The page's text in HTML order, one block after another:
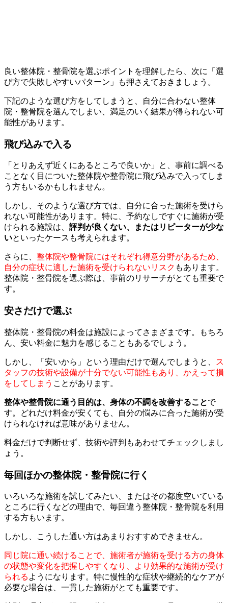
良い整体院・整骨院を選ぶポイントを理解したら、次に「選
び方で失敗しやすいパターン」も押さえておきましょう。
下記のような選び方をしてしまうと、自分に合わない整体
院・整骨院を選んでしまい、満足のいく結果が得られない可
能性があります。
飛び込みで入る
「とりあえず近くにあるところで良いか」と、事前に調べる
ことなく目についた整体院や整骨院に飛び込みで入ってしま
う方もいるかもしれません。
しかし、そのような選び方では、自分に合った施術を受けら
れない可能性があります。特に、予約なしですぐに施術が受
けられる施設は、 評判が良くない、またはリピーターが少な
いといったケースも考えられます。
さらに、 整体院や整骨院にはそれぞれ得意分野があるため、
自分の症状に適した施術を受けられないリスク もあります。
整体院・整骨院を選ぶ際は、事前のリサーチがとても重要で
す。
安さだけで選ぶ
整体院・整骨院の料金は施設によってさまざまです。もちろ
ん、安い料金に魅力を感じることもあるでしょう。
しかし、「安いから」という理由だけで選んでしまうと、
ス
タッフの技術や設備が十分でない可能性もあり、かえって損
をしてしまう ことがあります。
整体や整骨院に通う目的は、身体の不調を改善することで
す。どれだけ料金が安くても、自分の悩みに合った施術が受
けられなければ意味がありません。
料金だけで判断せず、技術や評判もあわせてチェックしまし
ょう。
毎回ほかの整体院・整骨院に行く
いろいろな施術を試してみたい、またはその都度空いている
ところに行くなどの理由で、毎回違う整体院・整骨院を利用
する方もいます。
しかし、こうした通い方はあまりおすすめできません。
同じ院に通い続けることで、施術者が施術を受ける方の身体
の状態や変化を把握しやすくなり、より効果的な施術が受け
られる ようになります。特に慢性的な症状や継続的なケアが
必要な場合は、一貫した施術がとても重要です。